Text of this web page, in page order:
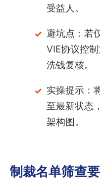
受益人。
避坑点：若
VIE协议控
洗钱复核。
实操提示：
至最新状态
架构图。
制裁名单筛查